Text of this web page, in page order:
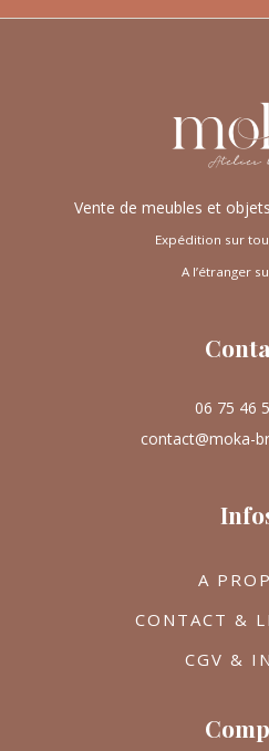
Vente de meubles et
Expédition sur
A l’étranger
06 75 46
contact@moka-
A
CONTACT &
CGV &